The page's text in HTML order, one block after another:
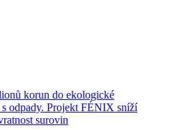
korun do ekologické
s odpady. Projekt FÉNIX sníží
surovin